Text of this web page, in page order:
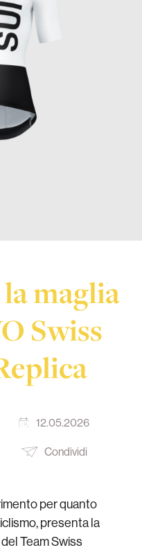
maglia
Swiss
12.05.2026
Condividi
per quanto
presenta la
Team Swiss